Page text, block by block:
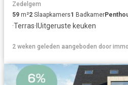
Zedelgem
59 m²2 Slaapkamers1 Badkamer
·Terras· IUitgeruste keuken
2 weken geleden aangeboden door